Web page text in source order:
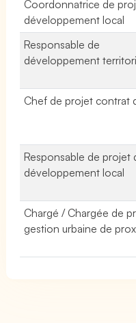
Coordonnatrice de
développement local
Responsable de
développement
Chef de projet contrat
Responsable de projet
développement local
Chargé / Chargée de
gestion urbaine de